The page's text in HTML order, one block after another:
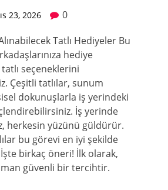
23, 2026
0
Tatlı Hediyeler Bu
hediye
seçeneklerini
Çeşitli tatlılar, sunum
dokunuşlarla iş yerindeki
İş yerinde
herkesin yüzünü güldürür.
bu görevi en iyi şekilde
birkaç öneri! İlk olarak,
güvenli bir tercihtir.